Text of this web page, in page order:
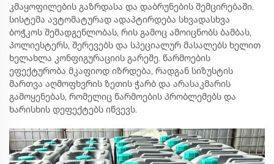
კმაყოფილების გაზრდასა და დაბრუნების შემცირებაში.
სისტემა ავტომატურად ადაპტირდება სხვადასხვა
ბოჭკოს შემადგენლობას, რის გამოც ამოიცნობს ბამბას,
პოლიესტერს, შერევებს და სპეციალურ მასალებს ხელით
ხელახლა კონფიგურაციის გარეშე. წარმოების
ეფექტურობა მკაფიოდ იზრდება, რადგან სიზუსტის
მართვა აღმოფხვრის ზეთის ჭარბ და არასაკმარის
გამოყენებას, რომელიც წარმოების პრობლემებს და
ხარისხის დეფექტებს იწვევს.